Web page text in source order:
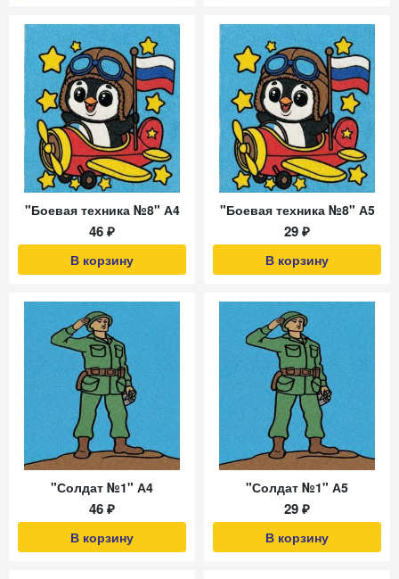
"Боевая техника №8" А4
46 ₽
В корзину
"Боевая техника №8" А5
29 ₽
В корзину
"Солдат №1" А4
46 ₽
В корзину
"Солдат №1" А5
29 ₽
В корзину